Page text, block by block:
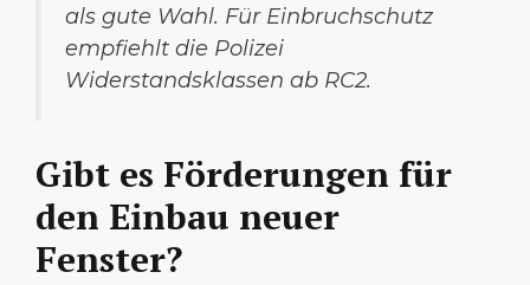
als gute Wahl. Für Einbruchschutz
empfiehlt die Polizei
Widerstandsklassen ab RC2.
Gibt es Förderungen für
den Einbau neuer
Fenster?